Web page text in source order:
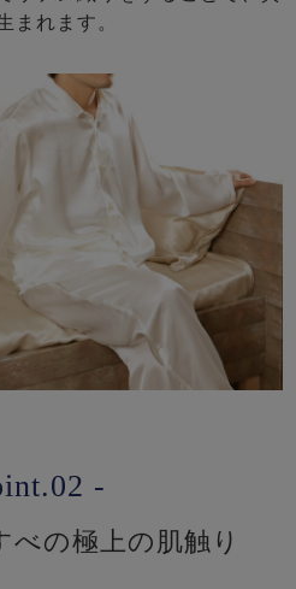
まれます。
-
の極上の肌触り